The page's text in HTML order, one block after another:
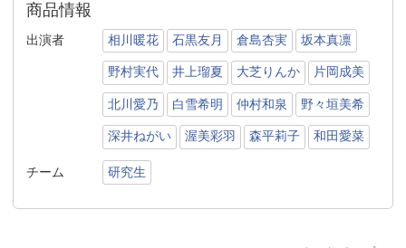
商品情報
出演者 相川暖花 石黒友月 倉島杏実 坂本真凛
野村実代 井上瑠夏 大芝りんか 片岡成美
北川愛乃 白雪希明 仲村和泉 野々垣美希
深井ねがい 渥美彩羽 森平莉子 和田愛菜
チーム 研究生